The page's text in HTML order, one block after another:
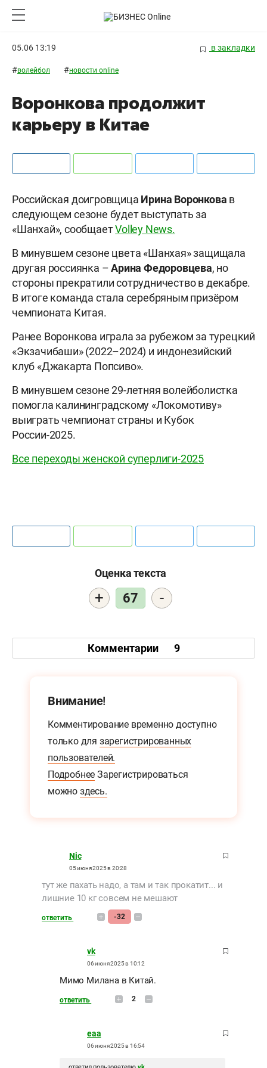
05.06 13:19 в закладки
#волейбол #новости online
Воронкова продолжит
карьеру в Китае
Российская доигровщица Ирина Воронкова в
следующем сезоне будет выступать за
«Шанхай», сообщаетVolley News.
В минувшем сезоне цвета «Шанхая» защищала
другая россиянка –Арина Федоровцева, но
стороны прекратили сотрудничество в декабре.
В итоге команда стала серебряным призёром
чемпионата Китая.
Ранее Воронкова играла за рубежом за турецкий
«Экзачибаши» (2022–2024) и индонезийский
клуб «Джакарта Попсиво».
В минувшем сезоне 29-летняя волейболистка
помогла калининградскому «Локомотиву»
выиграть чемпионат страны и Кубок
России-2025.
Все переходы женской суперлиги-2025
Оценка текста
+ 67 -
Комментарии 9
Внимание!
Комментирование временно доступно
только для зарегистрированных
пользователей.
Подробнее Зарегистрироваться
можно здесь.
Nic
05 июня 2025 в 20:28
тут же пахать надо, а там и так прокатит... и
лишние 10 кг совсем не мешают
ответить -32
vk
06 июня 2025 в 10:12
Мимо Милана в Китай.
ответить 2
eaa
06 июня 2025 в 16:54